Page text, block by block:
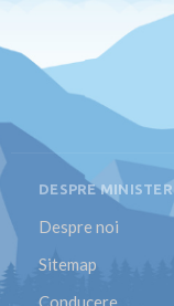
DESPRE MINISTER
Despre noi
Sitemap